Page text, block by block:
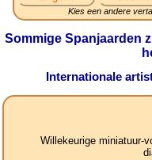
Kies een andere
Sommige Spanjaarden
Internationale
Willekeurige miniatuur-